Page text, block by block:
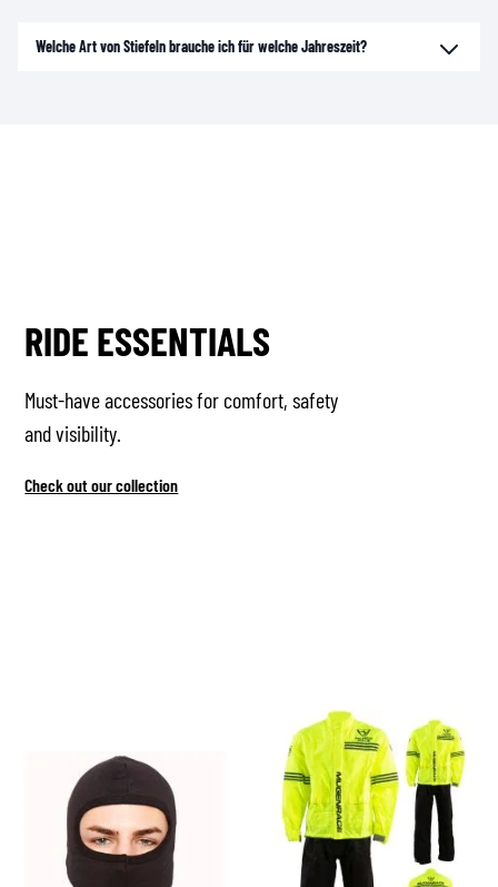
Welche Art von Stiefeln brauche ich für welche Jahreszeit?
RIDE ESSENTIALS
Must-have accessories for comfort, safety
and visibility.
Check out our collection